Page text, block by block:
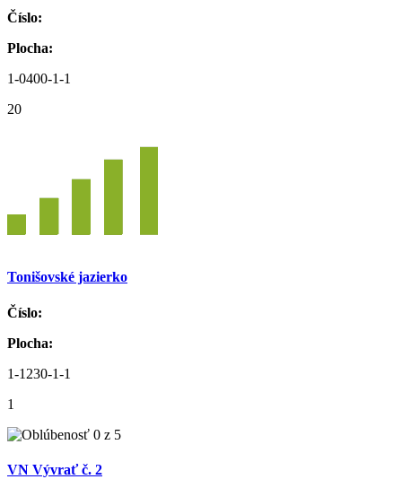
Číslo:
Plocha:
1-0400-1-1
20
Tonišovské jazierko
Číslo:
Plocha:
1-1230-1-1
1
VN Vývrať č. 2